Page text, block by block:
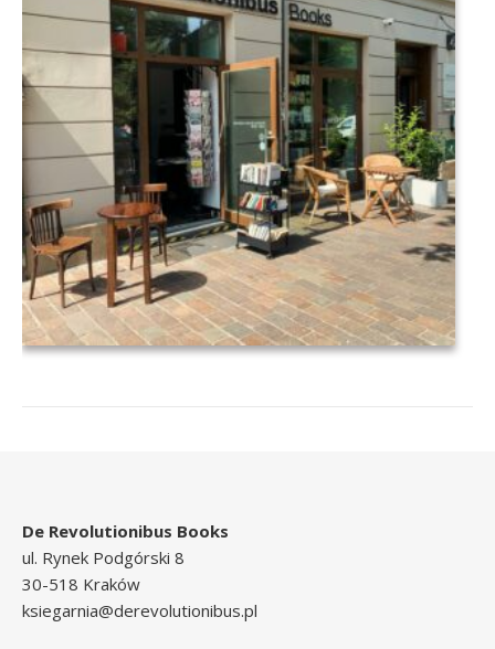
De Revolutionibus Books
ul. Rynek Podgórski 8
30-518 Kraków
ksiegarnia@derevolutionibus.pl